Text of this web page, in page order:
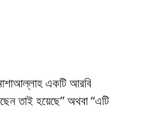
তাই হয়েছে” অথবা “এটি